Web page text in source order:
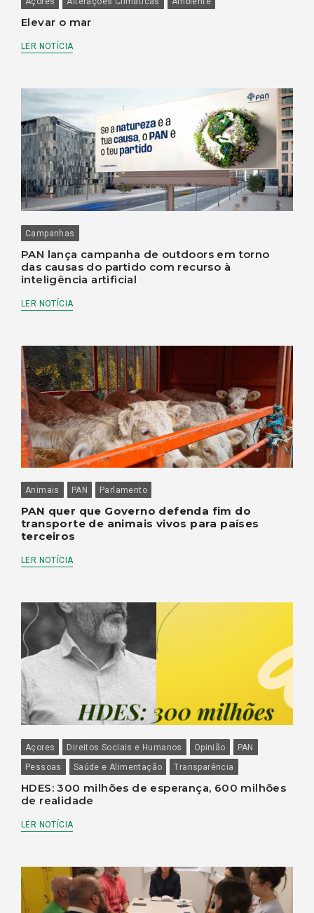
Elevar o mar
LER NOTÍCIA
Campanhas
PAN lança campanha de outdoors em torno
das causas do partido com recurso à
inteligência artificial
LER NOTÍCIA
Animais PAN Parlamento
PAN quer que Governo defenda fim do
transporte de animais vivos para países
terceiros
LER NOTÍCIA
Açores Direitos Sociais e Humanos Opinião
PAN
Pessoas
Saúde e Alimentação Transparência
HDES: 300 milhões de esperança, 600 milhões
de realidade
LER NOTÍCIA